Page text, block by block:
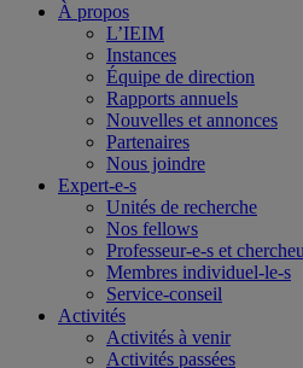
À propos
L’IEIM
Instances
Équipe de direction
Rapports annuels
Nouvelles et annonces
Partenaires
Nous joindre
Expert-e-s
Unités de recherche
Nos fellows
Professeur-e-s et
Membres individuel-le-s
Service-conseil
Activités
Activités à venir
Activités passées